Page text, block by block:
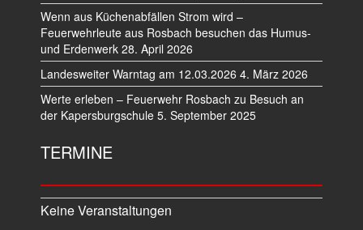
Wenn aus Küchenabfällen Strom wird –
Feuerwehrleute aus Rosbach besuchen das Humus-
und Erdenwerk 28. April 2026
Landesweiter Warntag am 12.03.2026 4. März 2026
Werte erleben – Feuerwehr Rosbach zu Besuch an
der Kapersburgschule 5. September 2025
TERMINE
Keine Veranstaltungen